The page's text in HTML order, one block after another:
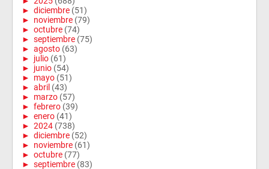
► diciembre (51)
► noviembre (79)
► octubre (74)
► septiembre (75)
► agosto (63)
► julio (61)
► junio (54)
► mayo (51)
► abril (43)
► marzo (57)
► febrero (39)
► enero (41)
► 2024 (738)
► diciembre (52)
► noviembre (61)
► octubre (77)
► septiembre (83)